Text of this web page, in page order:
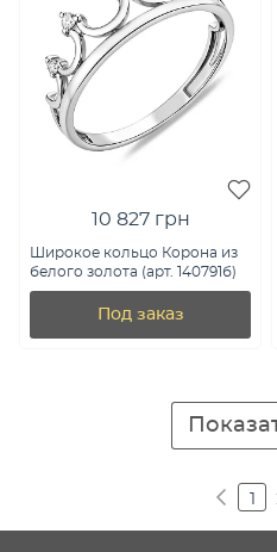
10 827 грн
Широкое кольцо Корона из
белого золота (арт. 140791б)
Под заказ